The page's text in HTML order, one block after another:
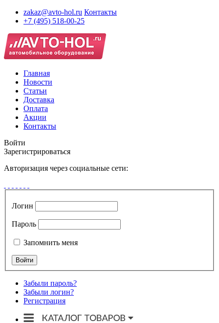
zakaz@avto-hol.ru Контакты
+7 (495) 518-00-25
Главная
Новости
Статьи
Доставка
Оплата
Акции
Контакты
Войти
Зарегистрироваться
Авторизация через социальные сети:
Логин
Пароль
Запомнить меня
Забыли пароль?
Забыли логин?
Регистрация